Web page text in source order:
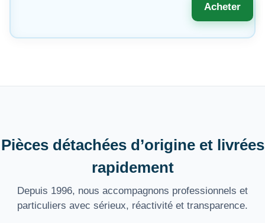
Acheter
Pièces détachées d’origine et livrées
rapidement
Depuis 1996, nous accompagnons professionnels et
particuliers avec sérieux, réactivité et transparence.